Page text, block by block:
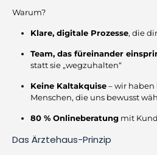
Warum?
Klare, digitale Prozesse, die
Team, das füreinander
statt sie „wegzuhalten“
Keine Kaltakquise– wir haben
Menschen, die uns bewusst
80 % Onlineberatung mit
Das Ärztehaus-Prinzip